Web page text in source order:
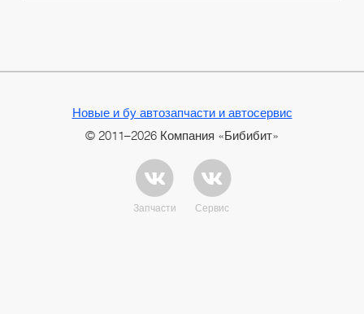
Новые и бу автозапчасти и автосервис
© 2011–2026 Компания «Бибибит»
Запчасти Сервис